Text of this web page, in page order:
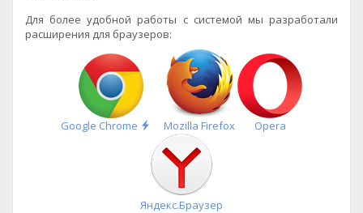
Для более удобной работы с системой мы разработали
расширения для браузеров:
Google Chrome
Быстрая
установка
Mozilla Firefox Opera
Яндекс.Браузер